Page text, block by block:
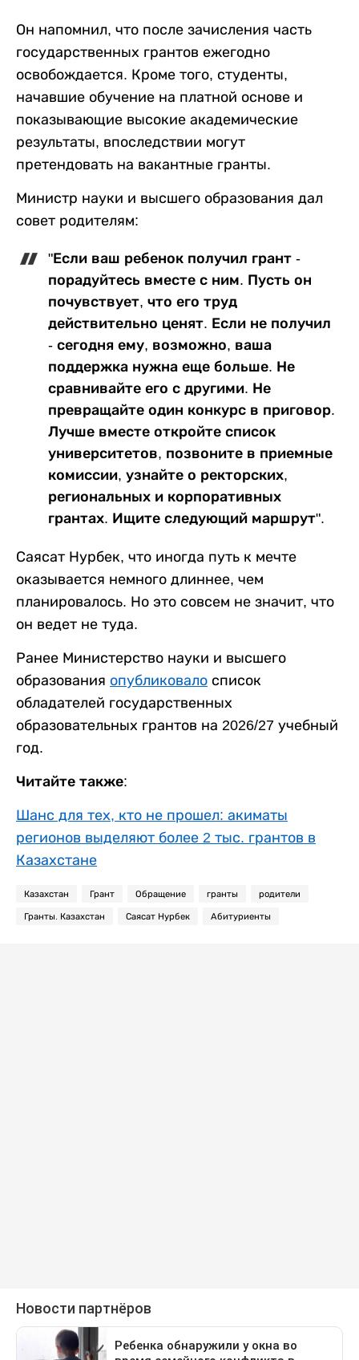
Он напомнил, что после зачисления часть
государственных грантов ежегодно
освобождается. Кроме того, студенты,
начавшие обучение на платной основе и
показывающие высокие академические
результаты, впоследствии могут
претендовать на вакантные гранты.
Министр науки и высшего образования дал
совет родителям:
"Если ваш ребенок получил грант -
порадуйтесь вместе с ним. Пусть он
почувствует, что его труд
действительно ценят. Если не получил
- сегодня ему, возможно, ваша
поддержка нужна еще больше. Не
сравнивайте его с другими. Не
превращайте один конкурс в приговор.
Лучше вместе откройте список
университетов, позвоните в приемные
комиссии, узнайте о ректорских,
региональных и корпоративных
грантах. Ищите следующий маршрут".
Саясат Нурбек, что иногда путь к мечте
оказывается немного длиннее, чем
планировалось. Но это совсем не значит, что
он ведет не туда.
Ранее Министерство науки и высшего
образования опубликовало список
обладателей государственных
образовательных грантов на 2026/27 учебный
год.
Читайте также:
Шанс для тех, кто не прошел: акиматы
регионов выделяют более 2 тыс. грантов в
Казахстане
Казахстан Грант Обращение гранты родители
Гранты. Казахстан Саясат Нурбек Абитуриенты